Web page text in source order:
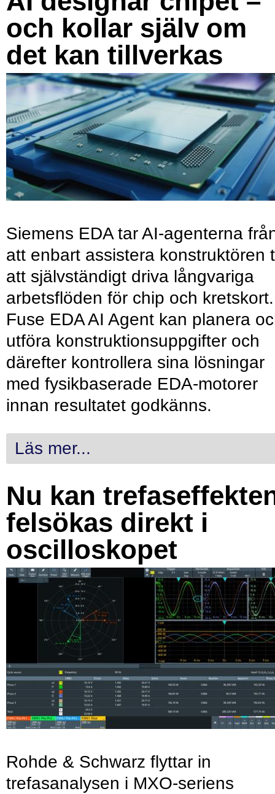
och kollar själv om
det kan tillverkas
Siemens EDA tar AI-agenterna
att enbart assistera konstruktören
att självständigt driva långvariga
arbetsflöden för chip och kretskort.
Fuse EDA AI Agent kan planera
utföra konstruktionsuppgifter och
därefter kontrollera sina lösningar
med fysikbaserade EDA-motorer
innan resultatet godkänns.
Läs mer...
Nu kan
felsökas direkt i
oscilloskopet
Rohde & Schwarz flyttar in
trefasanalysen i MXO-seriens